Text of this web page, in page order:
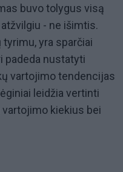
buvo tolygus visą
- ne išimtis.
yra sparčiai
padeda nustatyti
vartojimo tendencijas
leidžia vertinti
kiekius bei